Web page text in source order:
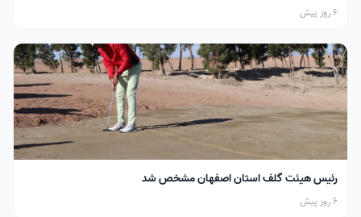
6 روز پیش
رئیس هیئت گلف استان اصفهان مشخص شد
6 روز پیش